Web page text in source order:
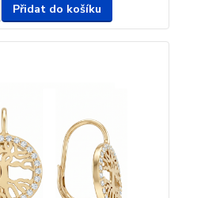
Přidat do košíku